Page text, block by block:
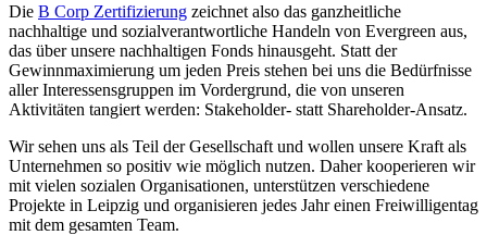
Die B Corp Zertifizierung zeichnet also das ganzheitliche
nachhaltige und sozialverantwortliche Handeln von Evergreen aus,
das über unsere nachhaltigen Fonds hinausgeht. Statt der
Gewinnmaximierung um jeden Preis stehen bei uns die Bedürfnisse
aller Interessensgruppen im Vordergrund, die von unseren
Aktivitäten tangiert werden: Stakeholder- statt Shareholder-Ansatz.
Wir sehen uns als Teil der Gesellschaft und wollen unsere Kraft als
Unternehmen so positiv wie möglich nutzen. Daher kooperieren wir
mit vielen sozialen Organisationen, unterstützen verschiedene
Projekte in Leipzig und organisieren jedes Jahr einen Freiwilligentag
mit dem gesamten Team.